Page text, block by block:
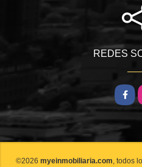
REDES
©2026 myeinmobiliaria.com, todos